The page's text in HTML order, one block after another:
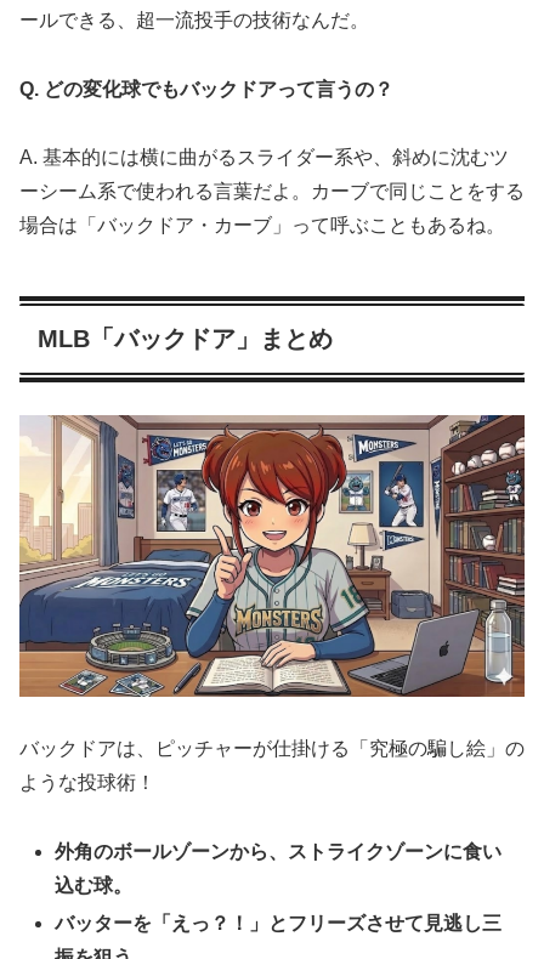
ールできる、超一流投手の技術なんだ。
Q. どの変化球でもバックドアって言うの？
A. 基本的には横に曲がるスライダー系や、斜めに沈むツ
ーシーム系で使われる言葉だよ。カーブで同じことをする
場合は「バックドア・カーブ」って呼ぶこともあるね。
MLB「バックドア」まとめ
バックドアは、ピッチャーが仕掛ける「究極の騙し絵」の
ような投球術！
外角のボールゾーンから、ストライクゾーンに食い
込む球。
バッターを「えっ？！」とフリーズさせて見逃し三